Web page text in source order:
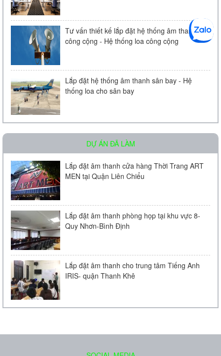
Loa âm trần KAC - 104 | Chính Hãng
Liên hệ
Micro Bosch LBC 2900/20
Liên hệ
Loa âm trần Bose FreeSpace DS 16F
Tư vấn thiết kế lắp đặt hệ thống âm thanh
công cộng - Hệ thống loa công cộng
Lắp đặt hệ thống âm thanh sân bay - Hệ
thống loa cho sân bay
DỰ ÁN ĐÃ LÀM
Lắp đặt âm thanh cửa hàng Thời Trang ART
MEN tại Quận Liên Chiểu
Lắp đặt âm thanh phòng họp tại khu vực 8-
Quy Nhơn-Bình Định
Lắp đặt âm thanh cho trung tâm Tiếng Anh
IRIS- quận Thanh Khê